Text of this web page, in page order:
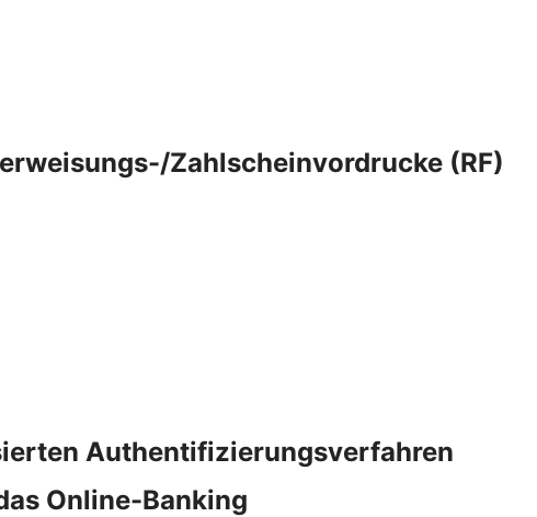
Zahlscheinvordrucke (RF)
Authentifizierungsverfahren
Online-Banking